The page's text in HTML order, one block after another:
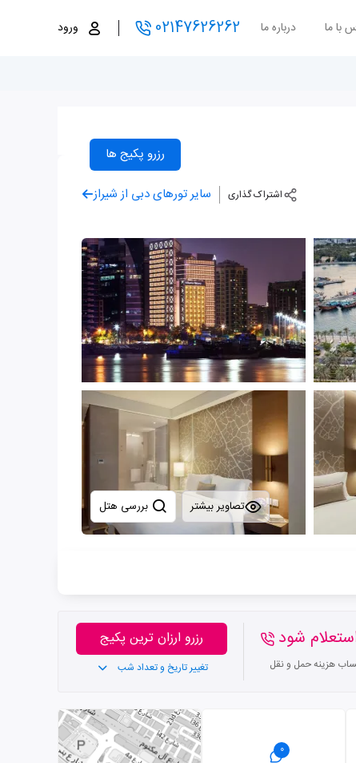
با ما درباره ما 02147626262 ورود
رزرو پکیج ها
اشتراک گذاری سایر تورهای دبی از شیراز
تصاویر بیشتر
شود
هزینه حمل و نقل
رزرو ارزان ترین پکیج
تغییر تاریخ و تعداد شب
0